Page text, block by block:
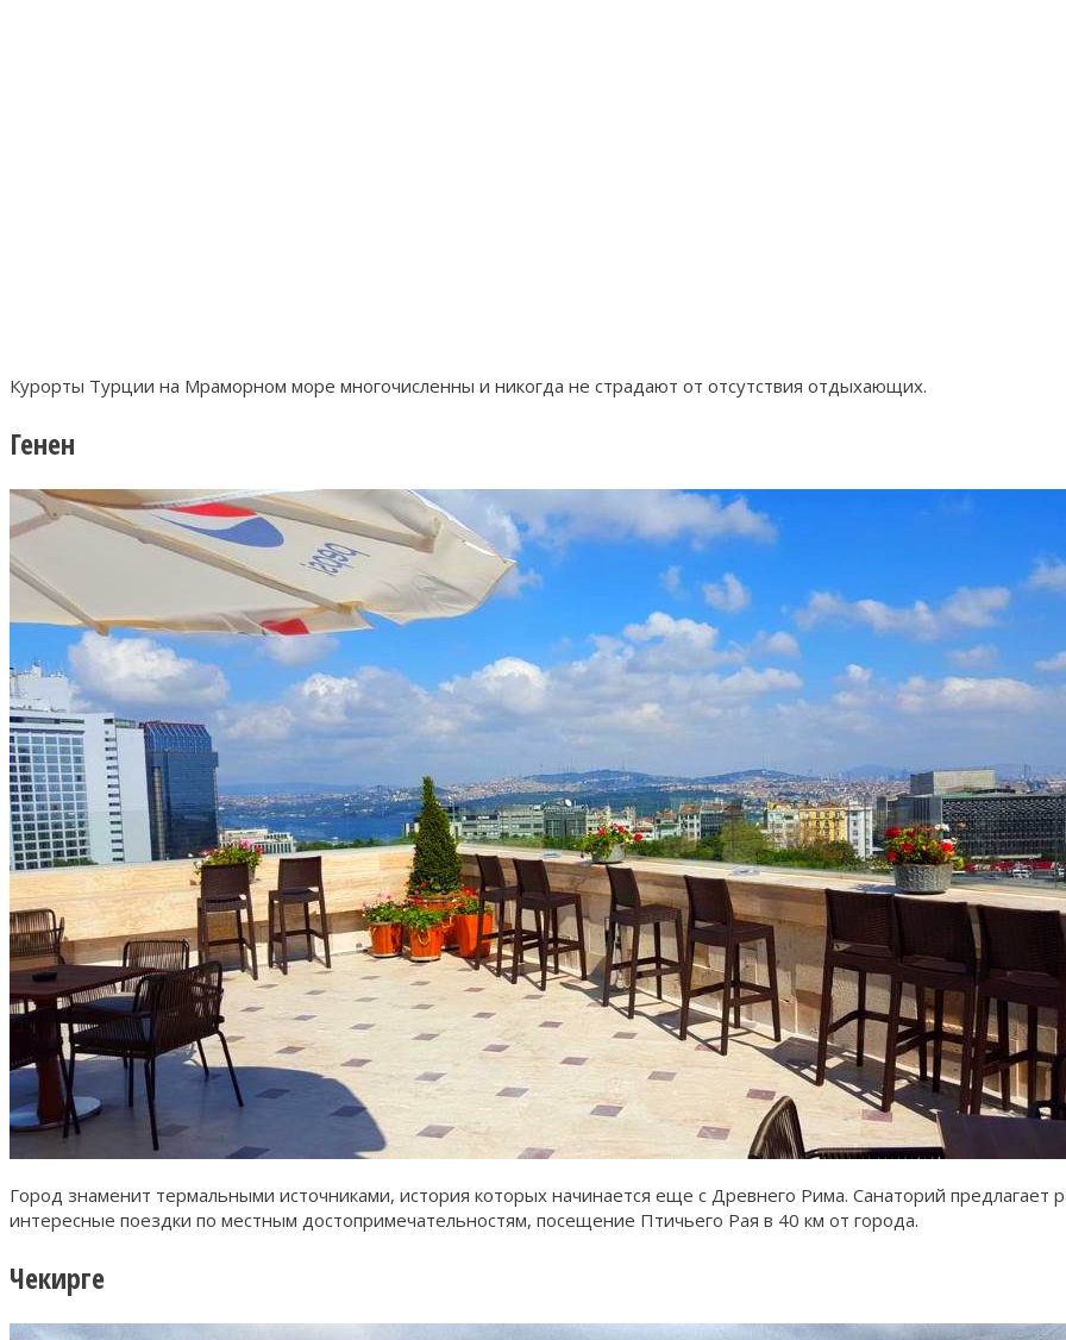
Курорты Турции на Мраморном море многочисленны и никогда не страдают от отсутствия отдыхающих.
Генен
Город знаменит термальными источниками, история которых начинается еще с Древнего Рима. Санаторий
интересные поездки по местным достопримечательностям, посещение Птичьего Рая в 40 км от города.
Чекирге